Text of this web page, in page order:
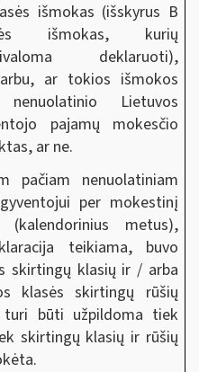
išmokas (išskyrus B
išmokas, kurių
deklaruoti),
ar tokios išmokos
Lietuvos
pajamų mokesčio
ar ne.
pačiam nenuolatiniam
per mokestinį
(kalendorinius metus),
teikiama, buvo
skirtingų klasių ir / arba
klasės skirtingų rūšių
turi būti užpildoma tiek
skirtingų klasių ir rūšių